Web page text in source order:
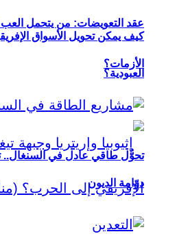
عقد التعويضات: من يتحمل
العبودية؟
كيف يمكن تحويل الأسواق
الأزمات؟
تحوُّل طاقي عادل في السنغال..
دوّامة الديون